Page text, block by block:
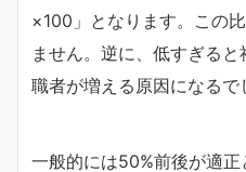
×100」となります。この
ません。逆に、低すぎる
職者が増える原因になるで
一般的には50%前後が適